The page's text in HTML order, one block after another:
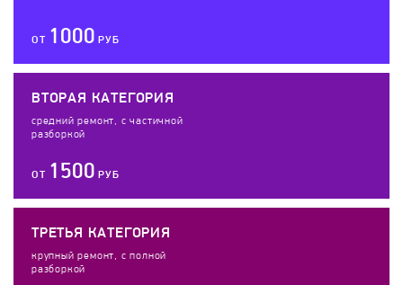
ОТ 1000 РУБ
ВТОРАЯ КАТЕГОРИЯ
средний ремонт, с частичной
разборкой
ОТ 1500 РУБ
ТРЕТЬЯ КАТЕГОРИЯ
крупный ремонт, с полной
разборкой